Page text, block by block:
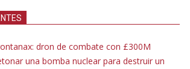
dron de combate con £300M
una bomba nuclear para destruir un